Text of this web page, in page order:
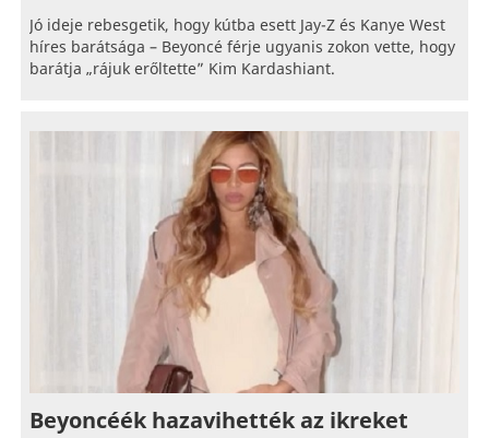
Jó ideje rebesgetik, hogy kútba esett Jay-Z és Kanye West
híres barátsága – Beyoncé férje ugyanis zokon vette, hogy
barátja „rájuk erőltette” Kim Kardashiant.
Beyoncéék hazavihették az ikreket